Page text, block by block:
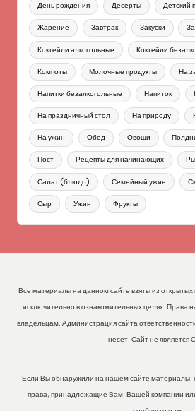
День рождения Десерты Детский
Жарение Завтрак Закуски
Коктейли алкогольные Коктейли
Компоты Молочные продукты На
Напитки безалкогольные Напиток
На праздничный стол На природу
На ужин Обед Овощи
Пост Рецепты для начинающих
Салат (блюдо) Семейный ужин
Сыр Ужин Фрукты
Все материалы на данном сайте взяты из открытых
исключительно в ознакомительных целях. Права
владельцам. Администрация сайта
несет. Сайт не является
Если Вы обнаружили на нашем сайте материалы,
права, принадлежащие Вам, Вашей компании